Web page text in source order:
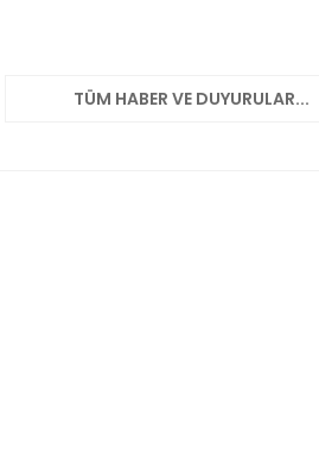
TÜM HABER VE DUYURULAR...